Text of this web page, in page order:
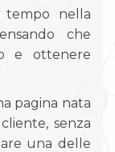
tempo nella
che
e ottenere
pagina nata
senza
una delle